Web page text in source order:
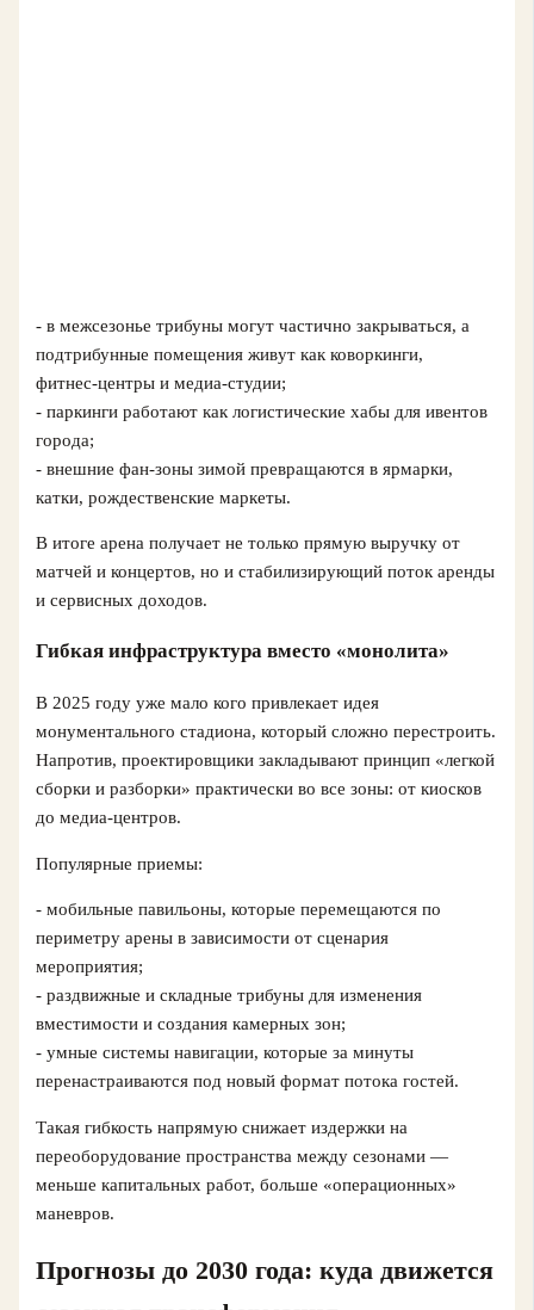
- в межсезонье трибуны могут частично закрываться, а
подтрибунные помещения живут как коворкинги,
фитнес‑центры и медиа‑студии;
- паркинги работают как логистические хабы для ивентов
города;
- внешние фан‑зоны зимой превращаются в ярмарки,
катки, рождественские маркеты.
В итоге арена получает не только прямую выручку от
матчей и концертов, но и стабилизирующий поток аренды
и сервисных доходов.
Гибкая инфраструктура вместо «монолита»
В 2025 году уже мало кого привлекает идея
монументального стадиона, который сложно перестроить.
Напротив, проектировщики закладывают принцип «легкой
сборки и разборки» практически во все зоны: от киосков
до медиа‑центров.
Популярные приемы:
- мобильные павильоны, которые перемещаются по
периметру арены в зависимости от сценария
мероприятия;
- раздвижные и складные трибуны для изменения
вместимости и создания камерных зон;
- умные системы навигации, которые за минуты
перенастраиваются под новый формат потока гостей.
Такая гибкость напрямую снижает издержки на
переоборудование пространства между сезонами —
меньше капитальных работ, больше «операционных»
маневров.
Прогнозы до 2030 года: куда движется